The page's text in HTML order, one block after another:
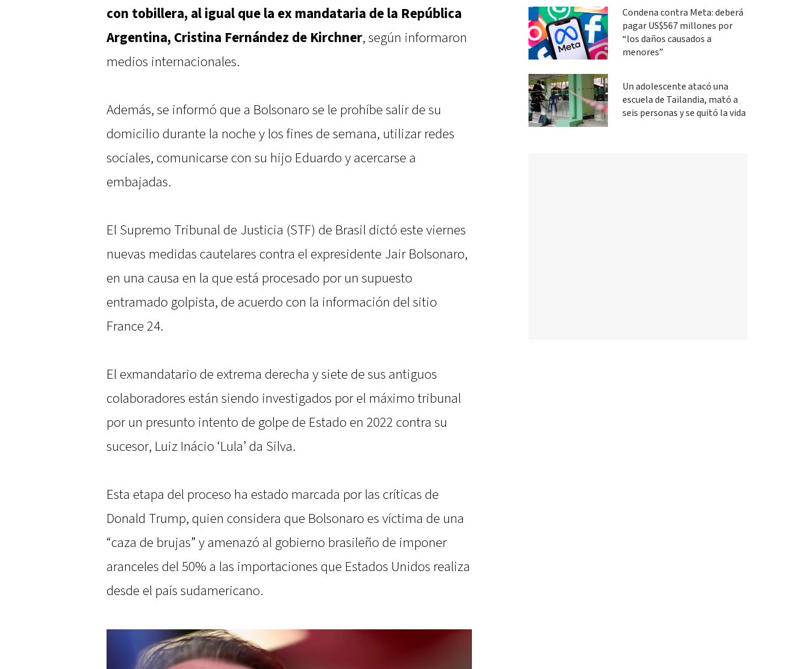
con tobillera, al igual que la ex mandataria de la República
Argentina, Cristina Fernández de Kirchner, según informaron
medios internacionales.
Además, se informó que a Bolsonaro se le prohíbe salir de su
domicilio durante la noche y los fines de semana, utilizar redes
sociales, comunicarse con su hijo Eduardo y acercarse a
embajadas.
El Supremo Tribunal de Justicia (STF) de Brasil dictó este viernes
nuevas medidas cautelares contra el expresidente Jair Bolsonaro,
en una causa en la que está procesado por un supuesto
entramado golpista, de acuerdo con la información del sitio
France 24.
El exmandatario de extrema derecha y siete de sus antiguos
colaboradores están siendo investigados por el máximo tribunal
por un presunto intento de golpe de Estado en 2022 contra su
sucesor, Luiz Inácio ‘Lula’ da Silva.
Esta etapa del proceso ha estado marcada por las críticas de
Donald Trump, quien considera que Bolsonaro es víctima de una
“caza de brujas” y amenazó al gobierno brasileño de imponer
aranceles del 50% a las importaciones que Estados Unidos realiza
desde el país sudamericano.
Condena contra Meta: deberá
pagar US$567 millones por
“los daños causados a
menores”
Un adolescente atacó una
escuela de Tailandia, mató a
seis personas y se quitó la vida